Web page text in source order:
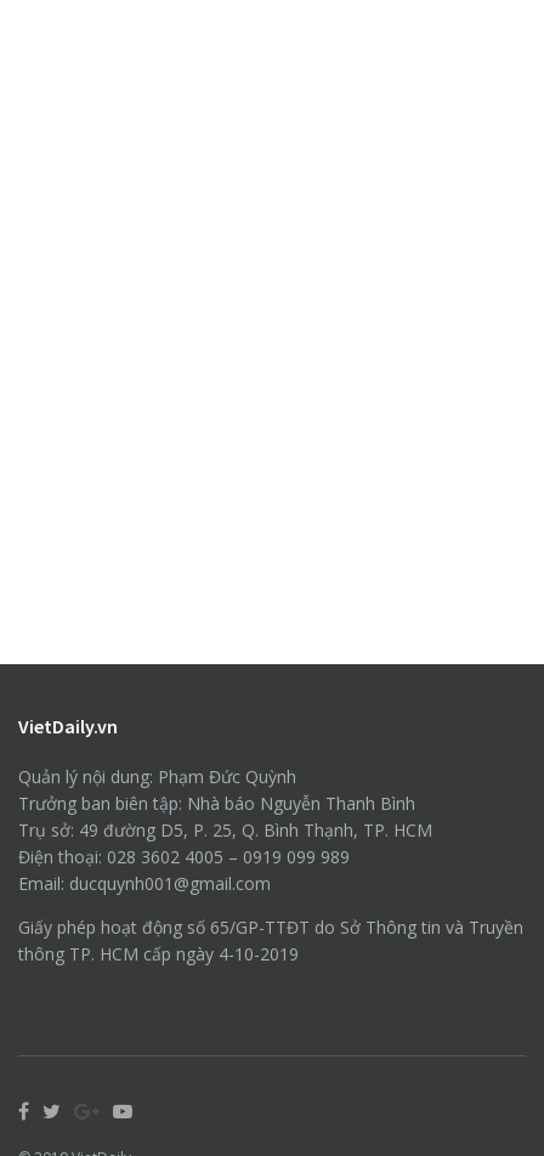
VietDaily.vn
Quản lý nội dung: Phạm Đức Quỳnh
Trưởng ban biên tập: Nhà báo Nguyễn Thanh Bình
Trụ sở: 49 đường D5, P. 25, Q. Bình Thạnh, TP. HCM
Điện thoại: 028 3602 4005 – 0919 099 989
Email: ducquynh001@gmail.com
Giấy phép hoạt động số 65/GP-TTĐT do Sở Thông tin và Truyền
thông TP. HCM cấp ngày 4-10-2019